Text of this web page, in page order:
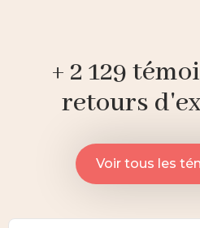
+ 2 129
retours
Voir tous les